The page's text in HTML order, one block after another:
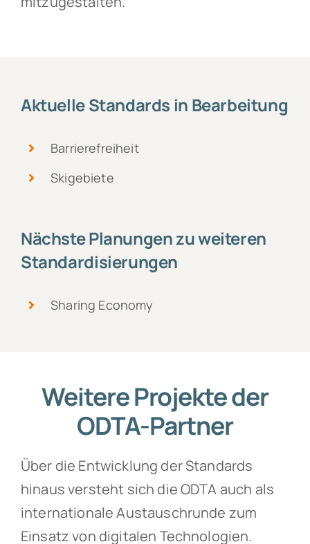
Aktuelle Standards in Bearbeitung
Barrierefreiheit
Skigebiete
Nächste Planungen zu weiteren
Standardisierungen
Sharing Economy
Weitere Projekte der
ODTA-Partner
Über die Entwicklung der Standards
hinaus versteht sich die ODTA auch als
internationale Austauschrunde zum
Einsatz von digitalen Technologien.